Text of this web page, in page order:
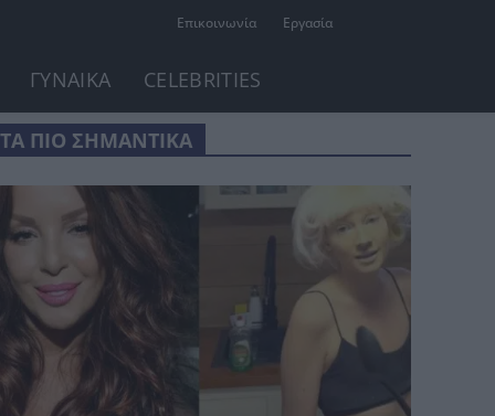
Επικοινωνία Εργασία
ΓΥΝΑΙΚΑ CELEBRITIES
ΤΑ ΠΙΟ ΣΗΜΑΝΤΙΚΑ